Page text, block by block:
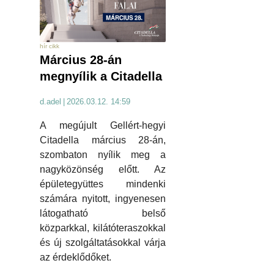
hír cikk
Március 28-án
megnyílik a Citadella
d.adel | 2026.03.12. 14:59
A megújult Gellért-hegyi
Citadella március 28-án,
szombaton nyílik meg a
nagyközönség előtt. Az
épületegyüttes mindenki
számára nyitott, ingyenesen
látogatható belső
közparkkal, kilátóteraszokkal
és új szolgáltatásokkal várja
az érdeklődőket.